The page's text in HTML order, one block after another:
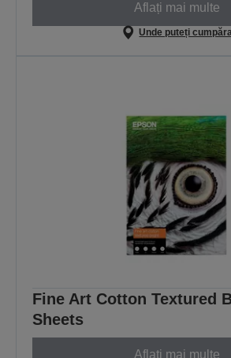
Aflați mai multe
Unde puteți cumpăra
Fine Art Cotton Textured
Sheets
Aflați mai multe